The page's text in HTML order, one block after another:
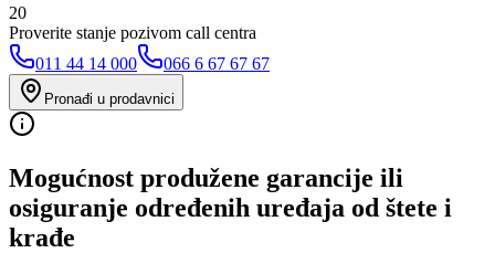
20
Proverite stanje pozivom call centra
011 44 14 000
066 6 67 67 67
Pronađi u prodavnici
Mogućnost produžene garancije ili
osiguranje određenih uređaja od štete i
krađe